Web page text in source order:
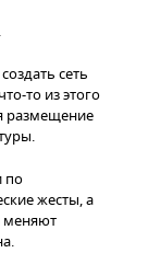
сеть
то из этого
размещение
по
жесты, а
меняют